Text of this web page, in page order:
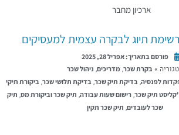
ארכיון מחבר
תיוג לבקרה עצמית למעסיקים
פורסם בתאריך:אפריל 28, 2025
» בקרת שכר,מדריכים,ניהול שכר
לפנסיה,בדיקת תיק שכר,בדיקת תלושי שכר,ביקורת תיקי
תיק שכר,רישום שעות עבודה,תיק שכר וביקורת מס,תיק
שכר לעובדים,תיק שכר תקין